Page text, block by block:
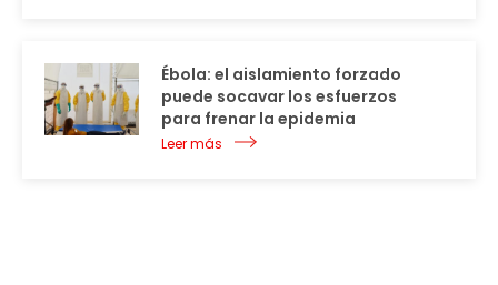
Ébola: el aislamiento forzado
puede socavar los esfuerzos
para frenar la epidemia
Leer más